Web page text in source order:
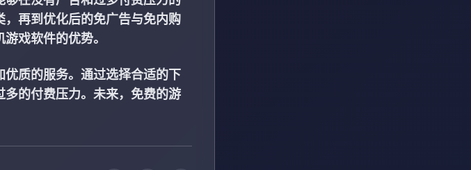
再到优化后的免广告与免内购
戏软件的优势。
质的服务。通过选择合适的下
的付费压力。未来，免费的游